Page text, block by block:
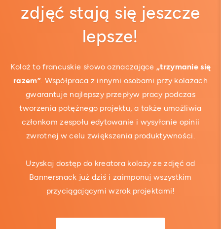
zdjęć stają się jeszcze
lepsze!
Kolaż to francuskie słowo oznaczające„trzymanie się
razem”. Współpraca z innymi osobami przy kolażach
gwarantuje najlepszy przepływ pracy podczas
tworzenia potężnego projektu, a także umożliwia
członkom zespołu edytowanie i wysyłanie opinii
zwrotnej w celu zwiększenia produktywności.
Uzyskaj dostęp do kreatora kolaży ze zdjęć od
Bannersnack już dziś i zaimponuj wszystkim
przyciągającymi wzrok projektami!